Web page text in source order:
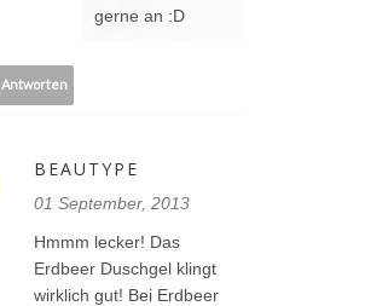
gerne an :D
Antworten
BEAUTYPE
01 September, 2013
Hmmm lecker! Das
Erdbeer Duschgel klingt
wirklich gut! Bei Erdbeer